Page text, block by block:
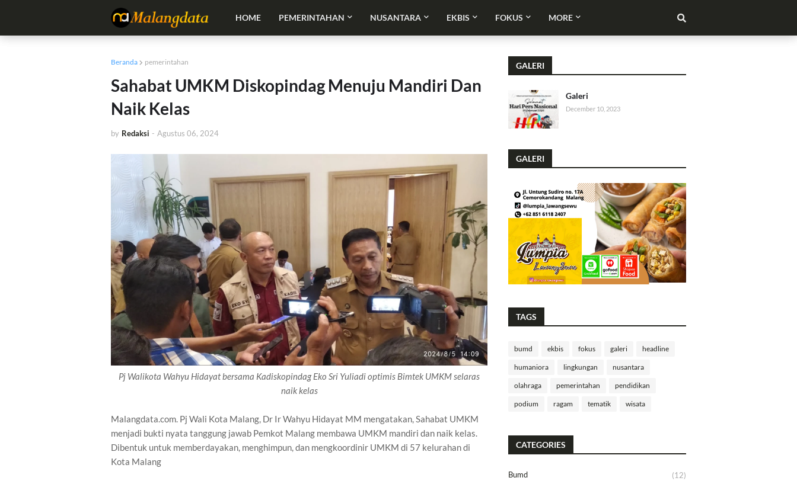
HOME PEMERINTAHAN NUSANTARA EKBIS FOKUS MORE
Beranda pemerintahan
Sahabat UMKM Diskopindag Menuju Mandiri Dan
Naik Kelas
by Redaksi - Agustus 06, 2024
Pj Walikota Wahyu Hidayat bersama Kadiskopindag Eko Sri Yuliadi optimis Bimtek UMKM selaras
naik kelas
Malangdata.com. Pj Wali Kota Malang, Dr Ir Wahyu Hidayat MM mengatakan, Sahabat UMKM
menjadi bukti nyata tanggung jawab Pemkot Malang membawa UMKM mandiri dan naik kelas.
Dibentuk untuk memberdayakan, menghimpun, dan mengkoordinir UMKM di 57 kelurahan di
Kota Malang
GALERI
Galeri
December 10, 2023
GALERI
TAGS
bumd ekbis fokus galeri headline
humaniora lingkungan nusantara
olahraga pemerintahan pendidikan
podium ragam tematik wisata
CATEGORIES
Bumd
(12)